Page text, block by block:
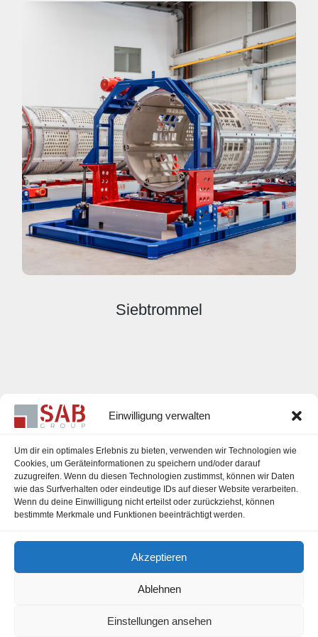
Einwilligung verwalten
Um dir ein optimales Erlebnis zu bieten, verwenden wir Technologien wie
Cookies, um Geräteinformationen zu speichern und/oder darauf
zuzugreifen. Wenn du diesen Technologien zustimmst, können wir Daten
wie das Surfverhalten oder eindeutige IDs auf dieser Website verarbeiten.
Wenn du deine Einwilligung nicht erteilst oder zurückziehst, können
bestimmte Merkmale und Funktionen beeinträchtigt werden.
Akzeptieren
Ablehnen
Einstellungen ansehen
Siebtrommel
Karriere
Impressum
Datenschutzerklärung
Cookie-Richtlinie (EU)
office@sab-group.com